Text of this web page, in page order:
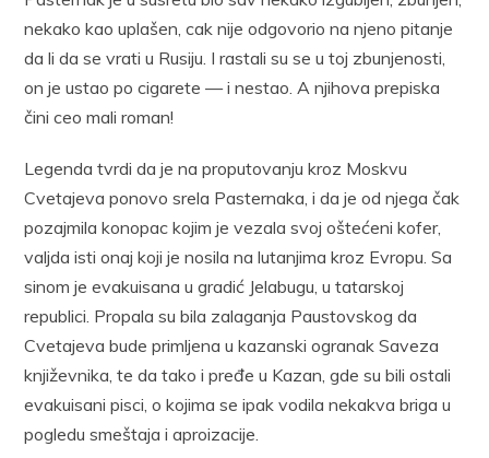
nekako kao uplašen, cak nije odgovorio na njeno pitanje
da li da se vrati u Rusiju. I rastali su se u toj zbunjenosti,
on je ustao po cigarete — i nestao. A njihova prepiska
čini ceo mali roman!
Legenda tvrdi da je na proputovanju kroz Moskvu
Cvetajeva ponovo srela Pasternaka, i da je od njega čak
pozajmila konopac kojim je vezala svoj oštećeni kofer,
valjda isti onaj koji je nosila na lutanjima kroz Evropu. Sa
sinom je evakuisana u gradić Jelabugu, u tatarskoj
republici. Propala su bila zalaganja Paustovskog da
Cvetajeva bude primljena u kazanski ogranak Saveza
književnika, te da tako i pređe u Kazan, gde su bili ostali
evakuisani pisci, o kojima se ipak vodila nekakva briga u
pogledu smeštaja i aproizacije.